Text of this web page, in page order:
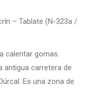
– Tablate (N-323a /
calentar gomas.
antigua carretera de
Es una zona de